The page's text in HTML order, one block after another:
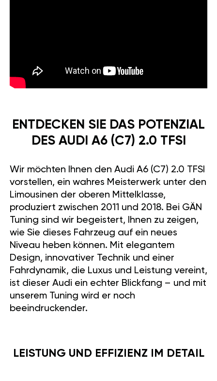
ENTDECKEN SIE DAS POTENZIAL
DES AUDI A6 (C7) 2.0 TFSI
Wir möchten Ihnen den Audi A6 (C7) 2.0 TFSI
vorstellen, ein wahres Meisterwerk unter den
Limousinen der oberen Mittelklasse,
produziert zwischen 2011 und 2018. Bei GÄN
Tuning sind wir begeistert, Ihnen zu zeigen,
wie Sie dieses Fahrzeug auf ein neues
Niveau heben können. Mit elegantem
Design, innovativer Technik und einer
Fahrdynamik, die Luxus und Leistung vereint,
ist dieser Audi ein echter Blickfang – und mit
unserem Tuning wird er noch
beeindruckender.
LEISTUNG UND EFFIZIENZ IM DETAIL